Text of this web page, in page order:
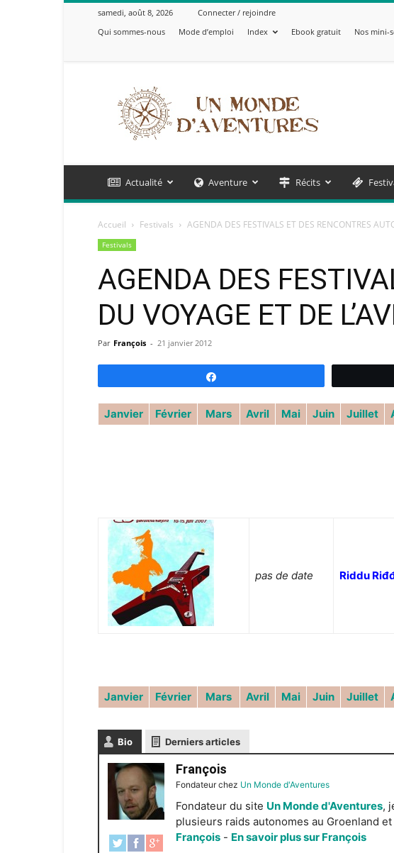
samedi, août 8, 2026
Connecter / rejoindre
Qui sommes-nous
Mode d’emploi Index Ebook gratuit Nos mini-
Monde
d'Aventures
Actualité Aventure Récits
Accueil Festivals AGENDA DES FESTIVALS ET DES RENCONTRES
Festivals
AGENDA DES
DU VOYAGE ET DE
Par François - 21 janvier 2012
Janvier Février Mars Avril Mai Juin Juillet
pas de date Riddu
Janvier Février Mars Avril Mai Juin Juillet
Bio Derniers articles
François
Fondateurchez Un Monde d'Aventures
Fondateur du site Un Monde d'Aventures,
plusieurs raids autonomes au Groenland
François - En savoir plus sur François